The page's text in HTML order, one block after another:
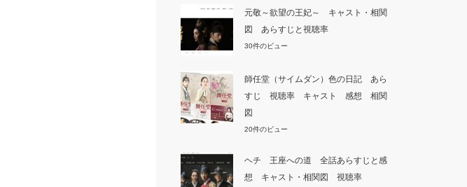
元敬～欲望の王妃～ キャスト・相関
図 あらすじと視聴率
30件のビュー
師任堂（サイムダン）色の日記 あら
すじ 視聴率 キャスト 感想 相関
図
20件のビュー
ヘチ 王座への道 全話あらすじと感
想 キャスト・相関図 視聴率